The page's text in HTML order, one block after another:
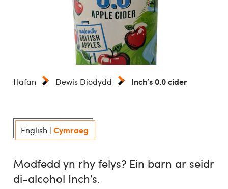
Hafan Dewis Diodydd Inch's 0.0 cider
English | Cymraeg
Modfedd yn rhy felys? Ein barn ar seidr
di-alcohol Inch’s.